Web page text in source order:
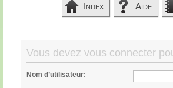
Index Aide
Vous devez vous connecter
Nom d’utilisateur: